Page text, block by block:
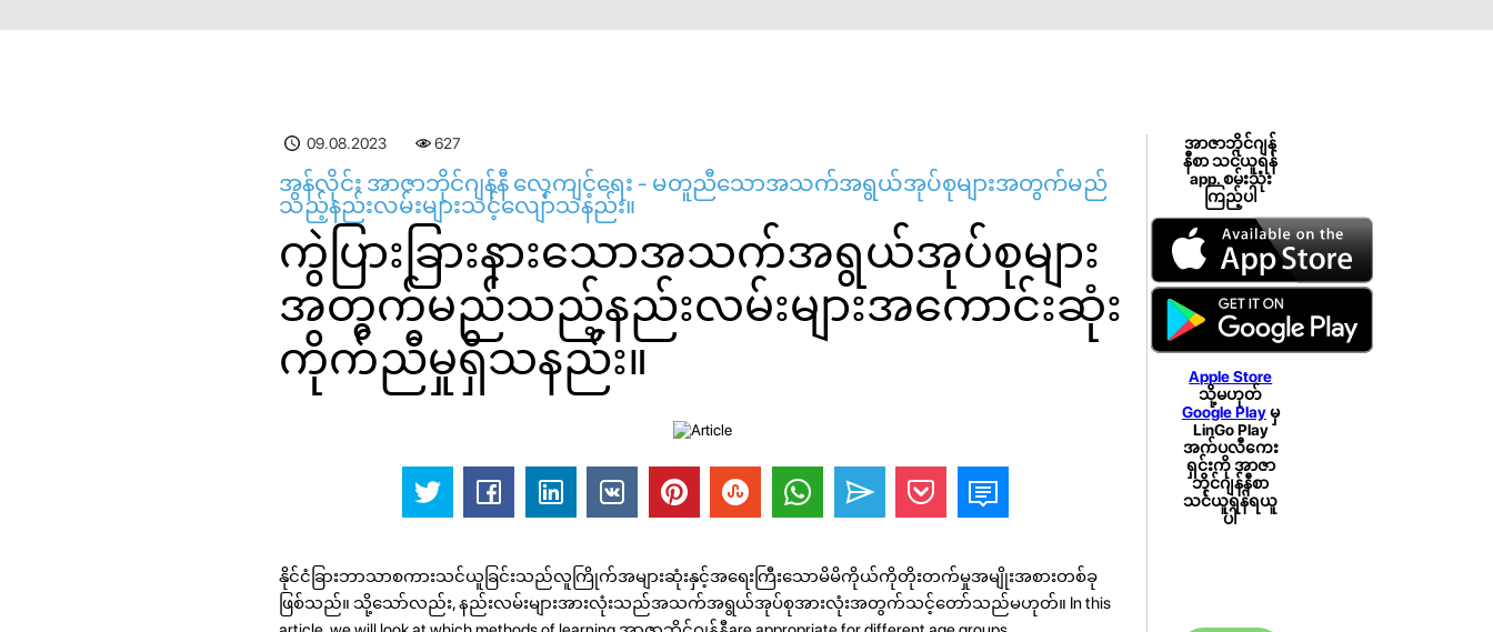
09.08.2023 627
အွန်လိုင်း အာဇာဘိုင်ဂျန်နီ လေ့ကျင့်ရေး - မတူညီသောအသက်အရွယ်အုပ်စုများအတွက်မည်
သည့်နည်းလမ်းများသင့်လျော်သနည်း။
ကွဲပြားခြားနားသောအသက်အရွယ်အုပ်စုများ
အတွက်မည်သည့်နည်းလမ်းများအကောင်းဆုံး
ကိုက်ညီမှုရှိသနည်း။
နိုင်ငံခြားဘာသာစကားသင်ယူခြင်းသည်လူကြိုက်အများဆုံးနှင့်အရေးကြီးသောမိမိကိုယ်ကိုတိုးတက်မှုအမျိုးအစားတစ်ခု
ဖြစ်သည်။ သို့သော်လည်း, နည်းလမ်းများအားလုံးသည်အသက်အရွယ်အုပ်စုအားလုံးအတွက်သင့်တော်သည်မဟုတ်။ In this
အာဇာဘိုင်ဂျန်
နီစာ သင်ယူရန်
app. စမ်းသုံး
ကြည့်ပါ
Apple Store
သို့မဟုတ်
Google Playမှ
LinGo Play
အက်ပလီကေး
ရှင်းကို အာဇာ
ဘိုင်ဂျန်နီစာ
သင်ယူရန်ရယူ
ပါ